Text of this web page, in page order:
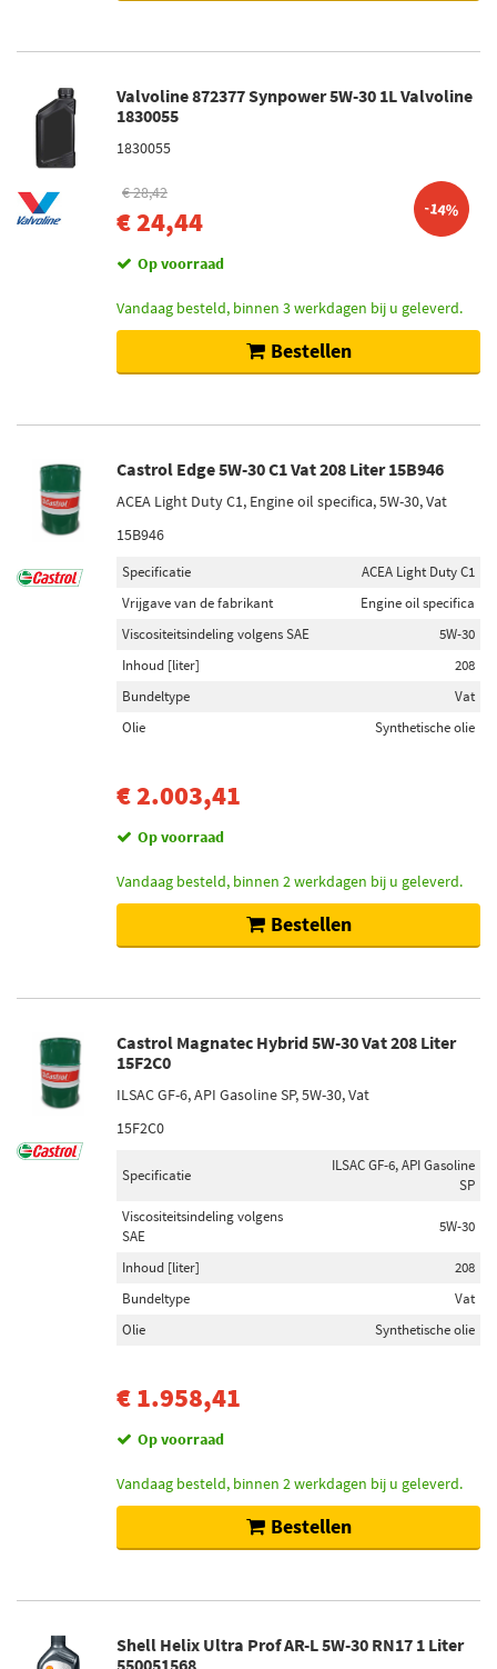
Startmotor vermogen (kw)
1,7 (2)
Netdiepte [mm]
64 (117)
62 (52)
640 (27)
632 (20)
300 (18)
Netbreedte [mm]
Sokkeluitvoering gloeilamp
W3x16q (4)
Toon meer
Voorraad
Op voorraad (759)
Valvoline 872377 Synpower 5W-30 1L Valvoline
1830055
1830055
€ 28,42
€ 24,44 -14%
Op voorraad
Vandaag besteld, binnen 3 werkdagen bij u geleverd.
Bestellen
Castrol Edge 5W-30 C1 Vat 208 Liter 15B946
ACEA Light Duty C1, Engine oil specifica, 5W-30, Vat
15B946
Specificatie
ACEA Light Duty C1
Vrijgave van de fabrikant
Engine oil specifica
Viscositeitsindeling volgens SAE
5W-30
Inhoud [liter]
208
Bundeltype
Vat
Olie
Synthetische olie
€ 2.003,41
Op voorraad
Vandaag besteld, binnen 2 werkdagen bij u geleverd.
Bestellen
Castrol Magnatec Hybrid 5W-30 Vat 208 Liter
15F2C0
ILSAC GF-6, API Gasoline SP, 5W-30, Vat
15F2C0
Specificatie
ILSAC GF-6, API Gasoline
SP
Viscositeitsindeling volgens
SAE
5W-30
Inhoud [liter]
208
Bundeltype
Vat
Olie
Synthetische olie
€ 1.958,41
Op voorraad
Vandaag besteld, binnen 2 werkdagen bij u geleverd.
Bestellen
Shell Helix Ultra Prof AR-L 5W-30 RN17 1 Liter
550051568